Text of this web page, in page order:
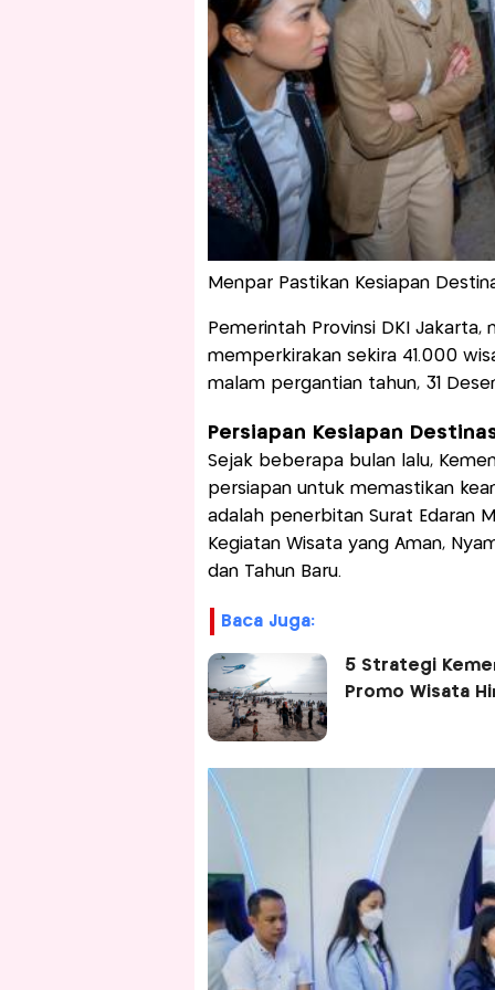
Menpar Pastikan Kesiapan
Pemerintah Provinsi DKI Jakarta,
memperkirakan sekira 41.000
malam pergantian tahun, 31
Persiapan Kesiapan
Sejak beberapa bulan lalu,
persiapan untuk memastikan
adalah penerbitan Surat Edaran
Kegiatan Wisata yang Aman,
dan Tahun Baru.
Baca Juga:
5 Strategi
Promo Wisata